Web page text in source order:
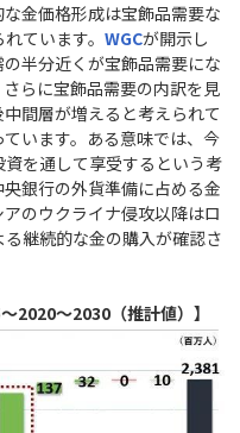
金価格形成は宝飾品需要な
れています。WGCが開示し
半分近くが宝飾品需要にな
らに宝飾品需要の内訳を見
間層が増えると考えられて
います。ある意味では、今
を通して享受するという考
銀行の外貨準備に占める金
のウクライナ侵攻以降はロ
継続的な金の購入が確認さ
2020～2030（推計値）】